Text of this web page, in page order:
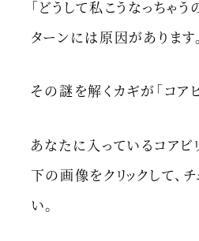
「どうして私こうなっちゃ
ターンには原因があります。
その謎を解くカギが「コアビ
あなたに入っているコアビ
下の画像をクリックして、
い。